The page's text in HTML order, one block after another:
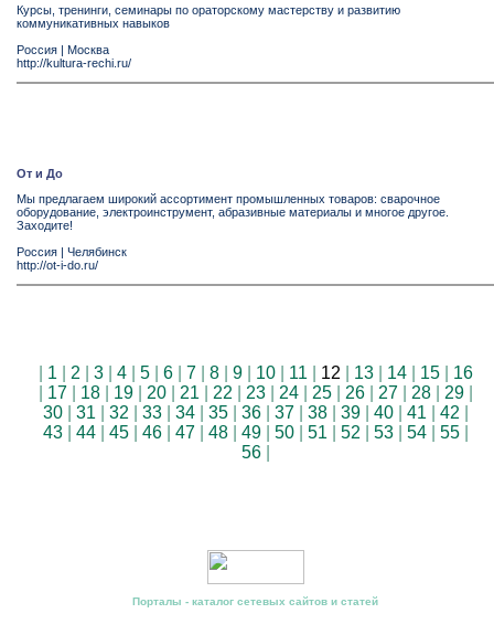
Курсы, тренинги, семинары по ораторскому мастерству и развитию
коммуникативных навыков
Россия | Москва
http://kultura-rechi.ru/
От и До
Мы предлагаем широкий ассортимент промышленных товаров: сварочное
оборудование, электроинструмент, абразивные материалы и многое другое.
Заходите!
Россия | Челябинск
http://ot-i-do.ru/
1 2 3| 4| 5| 6| 7| 8| 9| 10| 11 12 13| 14| 15| 16
17| 18| 19| 20| 21 22 23| 24| 25| 26| 27| 28| 29|
30| 31 32 33| 34| 35| 36| 37| 38| 39| 40| 41 42
43| 44| 45| 46| 47| 48| 49| 50| 51 52 53| 54| 55|
56|
Порталы - каталог сетевых сайтов и статей